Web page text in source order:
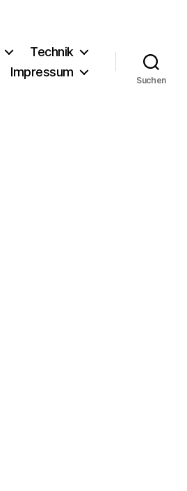
Technik
Impressum
Suchen